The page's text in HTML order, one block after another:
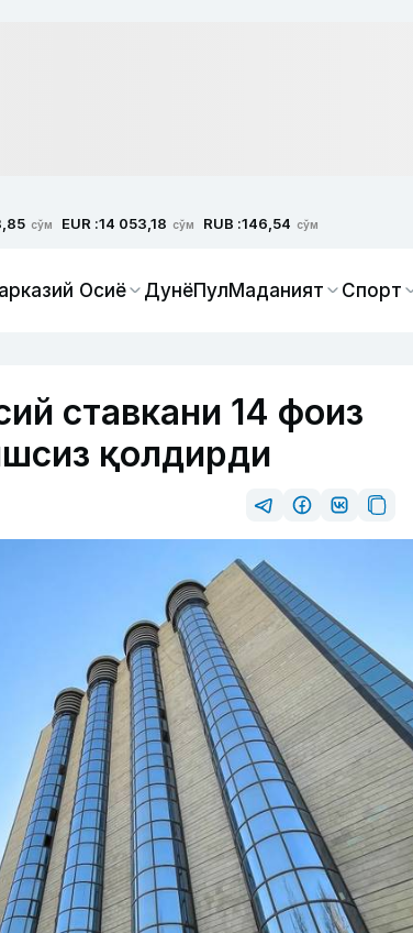
сўм EUR :14 053,18 сўм RUB :146,54 сўм
Осиё ДунёПулМаданият Спорт
ставкани 14 фоиз
қолдирди